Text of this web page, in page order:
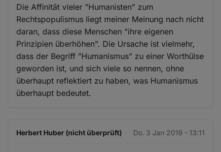
Die Affinität vieler "Humanisten" zum
Rechtspopulismus liegt meiner Meinung nach nicht
daran, dass diese Menschen "ihre eigenen
Prinzipien überhöhen". Die Ursache ist vielmehr,
dass der Begriff "Humanismus" zu einer Worthülse
geworden ist, und sich viele so nennen, ohne
überhaupt reflektiert zu haben, was Humanismus
überhaupt bedeutet.
Herbert Huber (nicht überprüft) Do. 3 Jan 2019 - 13:11